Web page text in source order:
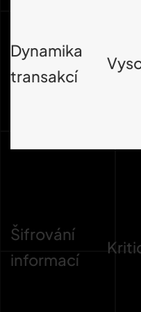
Dynamika
transakcí
Šifrování
informací